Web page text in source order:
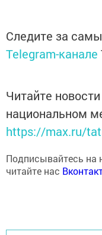
Следите за
Telegram-канале
Читайте
национальном
https://max.ru/
Подписывайтесь на
читайте нас